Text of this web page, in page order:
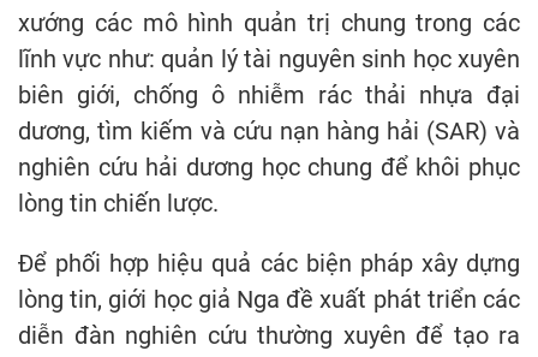
xướng các mô hình quản trị chung trong các
lĩnh vực như: quản lý tài nguyên sinh học xuyên
biên giới, chống ô nhiễm rác thải nhựa đại
dương, tìm kiếm và cứu nạn hàng hải (SAR) và
nghiên cứu hải dương học chung để khôi phục
lòng tin chiến lược.
Để phối hợp hiệu quả các biện pháp xây dựng
lòng tin, giới học giả Nga đề xuất phát triển các
diễn đàn nghiên cứu thường xuyên để tạo ra